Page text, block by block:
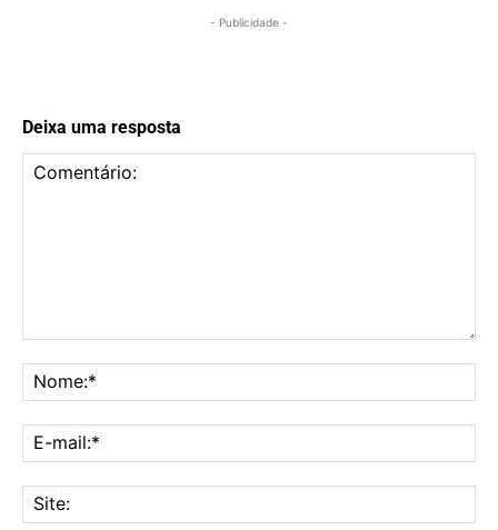
- Publicidade -
Deixa uma resposta